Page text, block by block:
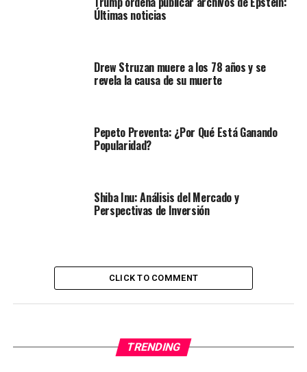
Últimas noticias
Drew Struzan muere a los 78 años y se
revela la causa de su muerte
Pepeto Preventa: ¿Por Qué Está Ganando
Popularidad?
Shiba Inu: Análisis del Mercado y
Perspectivas de Inversión
CLICK TO COMMENT
TRENDING